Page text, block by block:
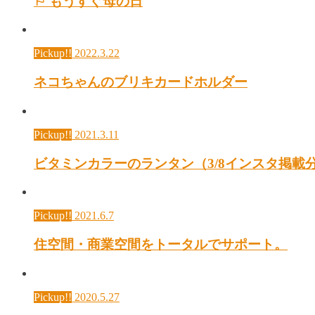
Pickup!! 2022.3.22
ネコちゃんのブリキカードホルダー
Pickup!! 2021.3.11
ビタミンカラーのランタン（3/8インスタ掲載
Pickup!! 2021.6.7
住空間・商業空間をトータルでサポート。
Pickup!! 2020.5.27